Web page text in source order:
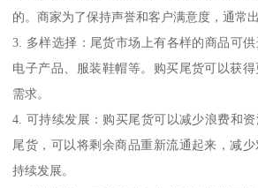
的。商家为了保持声誉和客户满意度，通常
3. 多样选择：尾货市场上有各样的商品可供
电子产品、服装鞋帽等。购买尾货可以获
需求。
4. 可持续发展：购买尾货可以减少浪费和
尾货，可以将剩余商品重新流通起来，减
持续发展。